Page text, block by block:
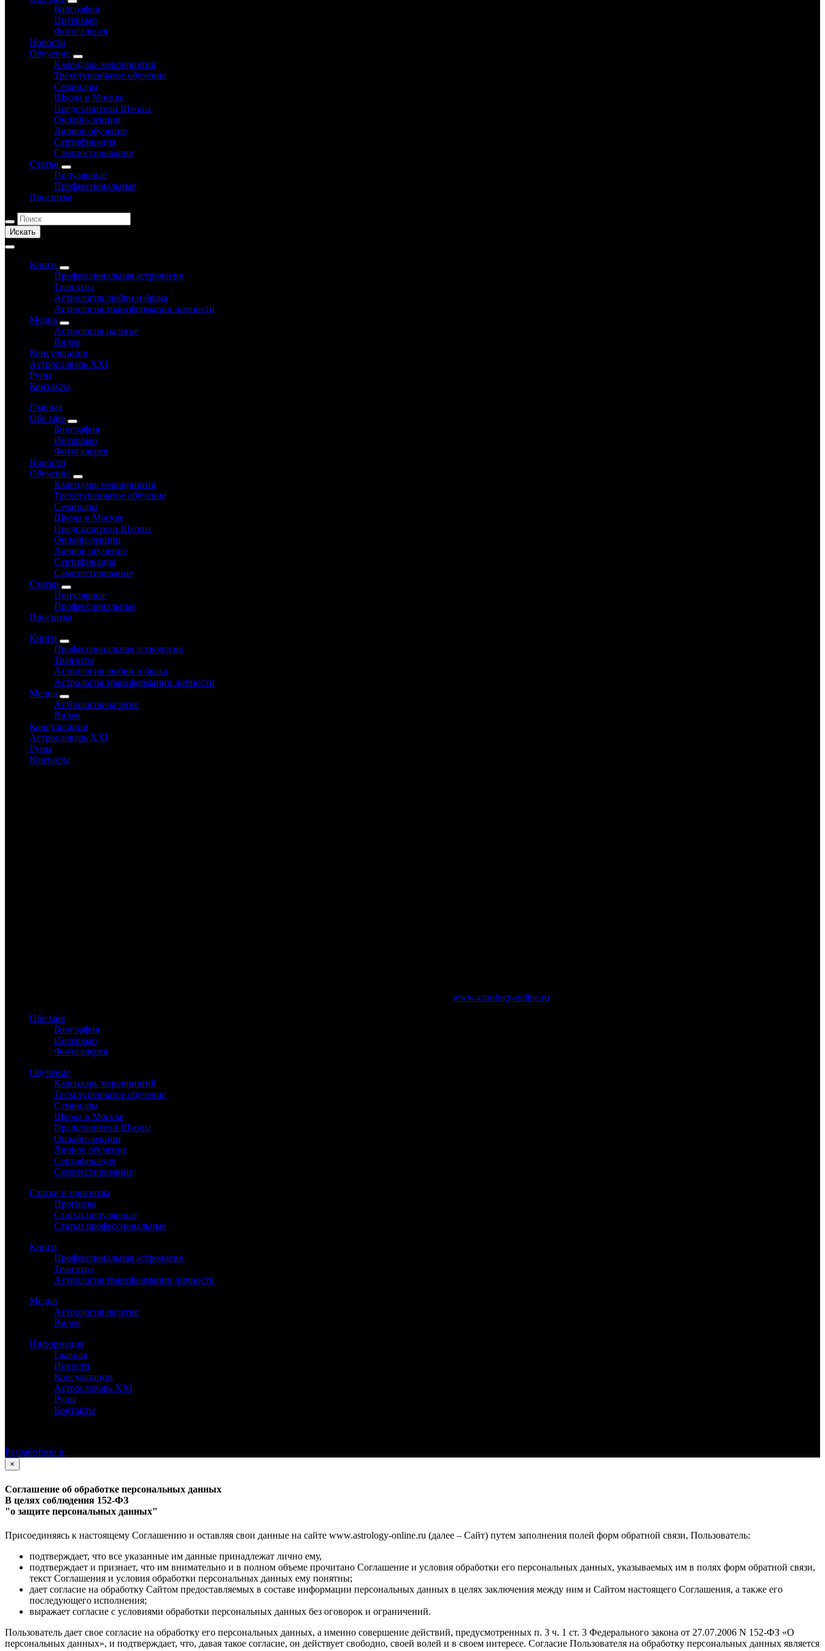
Биография
Интервью
Фотогалерея
Новости
Обучение
Календарь мероприятий
Трёхступенчатое обучение
Семинары
Школа в Москве
Представители Школы
Онлайн-лекции
Личное обучение
Сертификация
Самотестирование
Статьи
Популярные
Профессиональные
Прогнозы
Искать
Книги
Профессиональная астрология
Транзиты
Астрология любви и брака
Астрология трансформации личности
Медиа
Астрология налегке
Видео
Консультации
Астрословарь XXI
Руны
Контакты
Главная
Обо мне
Биография
Интервью
Фотогалерея
Новости
Обучение
Календарь мероприятий
Трёхступенчатое обучение
Семинары
Школа в Москве
Представители Школы
Онлайн-лекции
Личное обучение
Сертификация
Самотестирование
Статьи
Популярные
Профессиональные
Прогнозы
Книги
Профессиональная астрология
Транзиты
Астрология любви и брака
Астрология трансформации личности
Медиа
Астрология налегке
Видео
Консультации
Астрословарь XXI
Руны
Контакты
www.astrology-online.ru
Обо мне
Биография
Интервью
Фотогалерея
Обучение
Календарь мероприятий
Трёхступенчатое обучение
Семинары
Школа в Москве
Представители Школы
Онлайн-лекции
Личное обучение
Сертификация
Самотестирование
Статьи и прогнозы
Прогнозы
Статьи популярные
Статьи профессиональные
Книги
Профессиональная астрология
Транзиты
Астрология трансформации личности
Медиа
Астрология налегке
Видео
Информация
Главная
Новости
Консультации
Астрословарь XXI
Руны
Контакты
Разработано в
×
Соглашение об обработке персональных данных
В целях соблюдения 152-ФЗ
"о защите персональных данных"
Присоединяясь к настоящему Соглашению и оставляя свои данные на сайте www.astrology-online.ru (далее – Сайт) путем заполнения полей форм обратной связи, Пользователь:
подтверждает, что все указанные им данные принадлежат лично ему,
подтверждает и признает, что им внимательно и в полном объеме прочитано Соглашение и условия обработки его персональных данных, указываемых им в полях форм обратной связи,
текст Соглашения и условия обработки персональных данных ему понятны;
дает согласие на обработку Сайтом предоставляемых в составе информации персональных данных в целях заключения между ним и Сайтом настоящего Соглашения, а также его
последующего исполнения;
выражает согласие с условиями обработки персональных данных без оговорок и ограничений.
Пользователь дает свое согласие на обработку его персональных данных, а именно совершение действий, предусмотренных п. 3 ч. 1 ст. 3 Федерального закона от 27.07.2006 N 152-ФЗ «О
персональных данных», и подтверждает, что, давая такое согласие, он действует свободно, своей волей и в своем интересе. Согласие Пользователя на обработку персональных данных является